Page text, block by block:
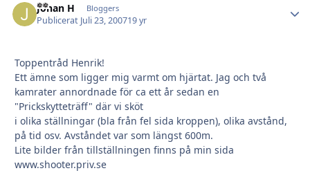
Johan H Bloggers
Publicerat Juli 23, 200719 yr
Toppentråd Henrik!
Ett ämne som ligger mig varmt om hjärtat. Jag och två
kamrater annordnade för ca ett år sedan en
"Prickskytteträff" där vi sköt
i olika ställningar (bla från fel sida kroppen), olika avstånd,
på tid osv. Avståndet var som längst 600m.
Lite bilder från tillställningen finns på min sida
www.shooter.priv.se